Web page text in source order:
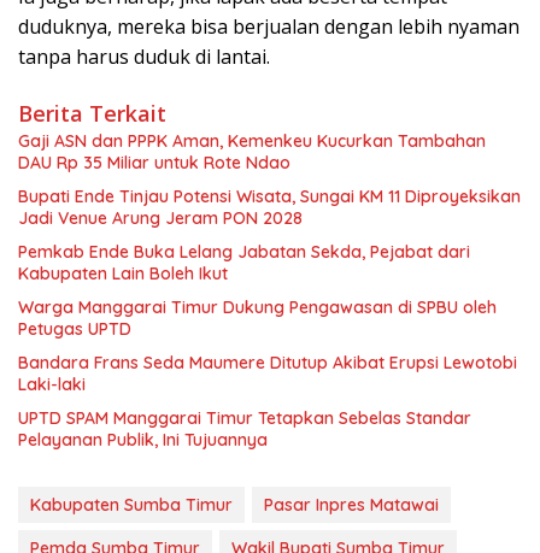
duduknya, mereka bisa berjualan dengan lebih nyaman
tanpa harus duduk di lantai.
Berita Terkait
Gaji ASN dan PPPK Aman, Kemenkeu Kucurkan Tambahan
DAU Rp 35 Miliar untuk Rote Ndao
Bupati Ende Tinjau Potensi Wisata, Sungai KM 11 Diproyeksikan
Jadi Venue Arung Jeram PON 2028
Pemkab Ende Buka Lelang Jabatan Sekda, Pejabat dari
Kabupaten Lain Boleh Ikut
Warga Manggarai Timur Dukung Pengawasan di SPBU oleh
Petugas UPTD
Bandara Frans Seda Maumere Ditutup Akibat Erupsi Lewotobi
Laki-laki
UPTD SPAM Manggarai Timur Tetapkan Sebelas Standar
Pelayanan Publik, Ini Tujuannya
Kabupaten Sumba Timur
Pasar Inpres Matawai
Pemda Sumba Timur
Wakil Bupati Sumba Timur